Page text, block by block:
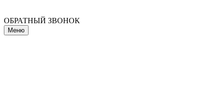
ОБРАТНЫЙ ЗВОНОК
Меню